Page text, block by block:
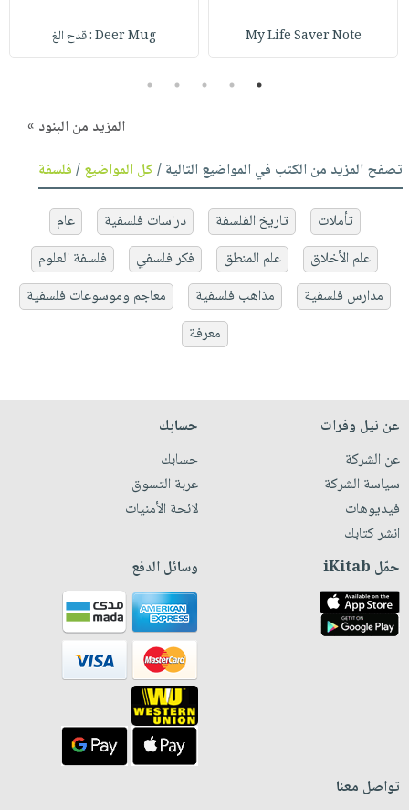
My Life Saver Note Deer Mug : قدح الغ
1
2
3
4
5
المزيد من البنود »
تصفح المزيد من الكتب في المواضيع التالية /كل المواضيع/فلسفة
تأملات تاريخ الفلسفة دراسات فلسفية
عام
علم الأخلاق
علم المنطق فكر فلسفي
فلسفة العلوم
مدارس فلسفية
مذاهب فلسفية
معاجم وموسوعات فلسفية
معرفة
عن نيل وفرات
عن الشركة
سياسة الشركة
فيديوهات
انشر كتابك
حسابك
حسابك
عربة التسوق
لائحة الأمنيات
حمّل iKitab وسائل الدفع
تواصل معنا